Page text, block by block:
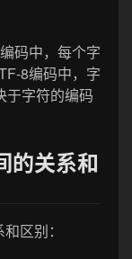
码中，每个字
8编码中，字
于字符的编码
的关系和
区别：